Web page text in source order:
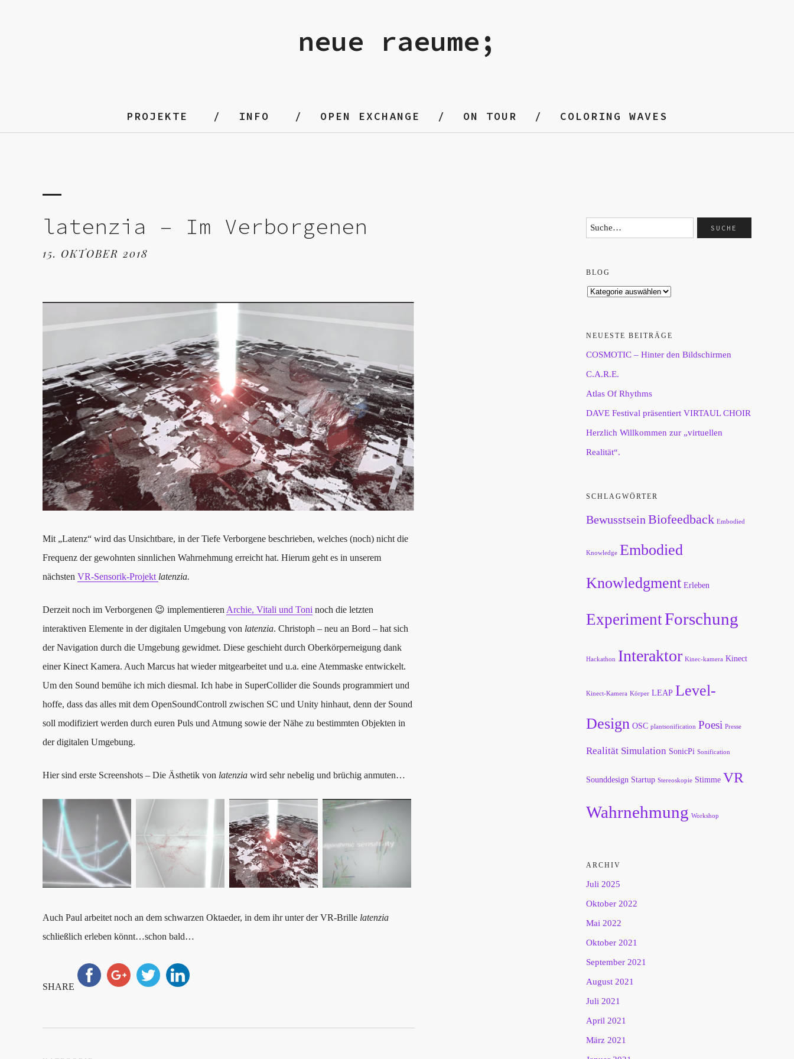
neue raeume;
PROJEKTE INFO OPEN EXCHANGE ON TOUR COLORING WAVES
latenzia – Im Verborgenen
15. OKTOBER 2018
Mit „Latenz“ wird das Unsichtbare, in der Tiefe Verborgene beschrieben, welches (noch) nicht die
Frequenz der gewohnten sinnlichen Wahrnehmung erreicht hat. Hierum geht es in unserem
nächsten VR-Sensorik-Projekt latenzia.
Derzeit noch im Verborgenen 😉 implementierenArchie, Vitali und Toni noch die letzten
interaktiven Elemente in der digitalen Umgebung von latenzia. Christoph – neu an Bord – hat sich
der Navigation durch die Umgebung gewidmet. Diese geschieht durch Oberkörperneigung dank
einer Kinect Kamera. Auch Marcus hat wieder mitgearbeitet und u.a. eine Atemmaske entwickelt.
Um den Sound bemühe ich mich diesmal. Ich habe in SuperCollider die Sounds programmiert und
hoffe, dass das alles mit dem OpenSoundControll zwischen SC und Unity hinhaut, denn der Sound
soll modifiziert werden durch euren Puls und Atmung sowie der Nähe zu bestimmten Objekten in
der digitalen Umgebung.
Hier sind erste Screenshots – Die Ästhetik von latenzia wird sehr nebelig und brüchig anmuten…
Auch Paul arbeitet noch an dem schwarzen Oktaeder, in dem ihr unter der VR-Brille latenzia
schließlich erleben könnt…schon bald…
SHARE
BLOG
NEUESTE BEITRÄGE
COSMOTIC – Hinter den Bildschirmen
C.A.R.E.
Atlas Of Rhythms
DAVE Festival präsentiert VIRTAUL CHOIR
Herzlich Willkommen zur „virtuellen
Realität“.
SCHLAGWÖRTER
Bewusstsein Biofeedback Embodied
Knowledge Embodied
Knowledgment Erleben
ExperimentForschung
Hackathon Interaktor Kinec-kamera Kinect
Kinect-Kamera Körper LEAP Level-
Design OSC plantsonification Poesi Presse
Realität Simulation SonicPi Sonification
Sounddesign Startup Stereoskopie Stimme VR
Wahrnehmung Workshop
ARCHIV
Juli 2025
Oktober 2022
Mai 2022
Oktober 2021
September 2021
August 2021
Juli 2021
April 2021
März 2021